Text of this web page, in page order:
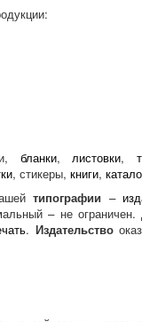
бланки,листовки,
, стикеры, книги,
типографии –
– не
. Издательство